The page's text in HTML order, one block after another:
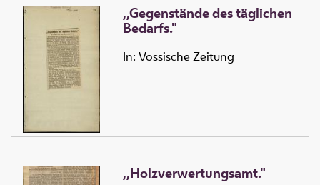
,,Gegenstände des täglichen
Bedarfs."
In: Vossische Zeitung
,,Holzverwertungsamt."